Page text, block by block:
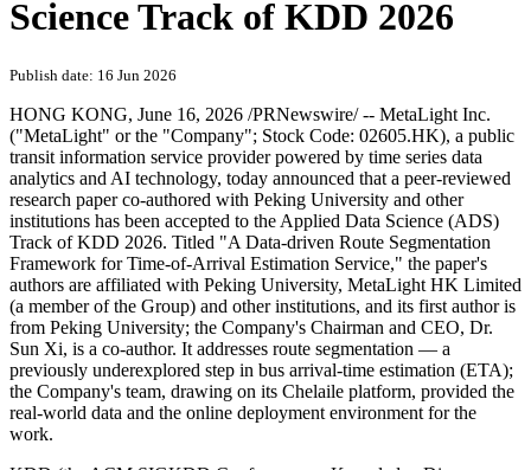
Science Track of KDD 2026
Publish date: 16 Jun 2026
HONG KONG, June 16, 2026 /PRNewswire/ -- MetaLight Inc.
("MetaLight" or the "Company"; Stock Code: 02605.HK), a public
transit information service provider powered by time series data
analytics and AI technology, today announced that a peer-reviewed
research paper co-authored with Peking University and other
institutions has been accepted to the Applied Data Science (ADS)
Track of KDD 2026. Titled "A Data-driven Route Segmentation
Framework for Time-of-Arrival Estimation Service," the paper's
authors are affiliated with Peking University, MetaLight HK Limited
(a member of the Group) and other institutions, and its first author is
from Peking University; the Company's Chairman and CEO, Dr.
Sun Xi, is a co-author. It addresses route segmentation — a
previously underexplored step in bus arrival-time estimation (ETA);
the Company's team, drawing on its Chelaile platform, provided the
real-world data and the online deployment environment for the
work.